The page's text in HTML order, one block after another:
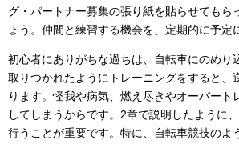
グ・パートナー募集の張り紙を貼らせてもら
ょう。仲間と練習する機会を、定期的に予定
初心者にありがちな過ちは、自転車にのめり
取りつかれたようにトレーニングをすると、
ります。怪我や病気、燃え尽きやオーバート
してしまうからです。2章で説明したように
行うことが重要です。特に、自転車競技のよ